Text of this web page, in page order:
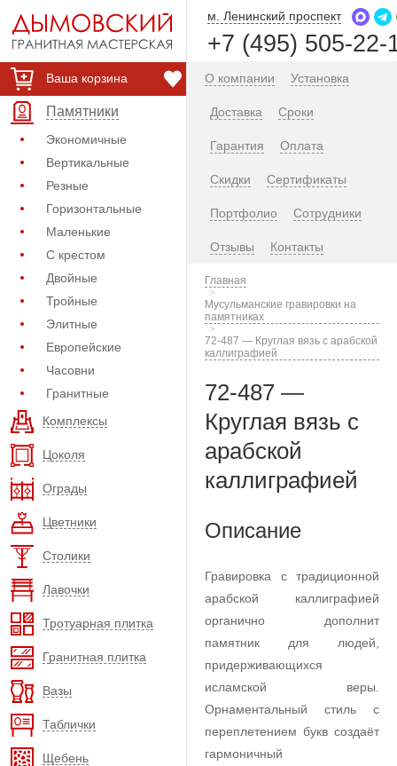
Ваша корзина
Памятники
Экономичные
Вертикальные
Резные
Горизонтальные
Маленькие
С крестом
Двойные
Тройные
Элитные
Европейские
Часовни
Гранитные
Комплексы
Цоколя
Ограды
Цветники
Столики
Лавочки
Тротуарная плитка
Гранитная плитка
Вазы
Таблички
Щебень
м. Ленинский проспект
+7 (495) 505-22-
О компании Установка
Доставка Сроки
Гарантия Оплата
Скидки Сертификаты
Портфолио Сотрудники
Отзывы Контакты
Главная
Мусульманские гравировки на
памятниках
72-487 — Круглая вязь с арабской
каллиграфией
72-487 —
Круглая вязь с
арабской
каллиграфией
Описание
Гравировка с традиционной
арабской каллиграфией
органично дополнит
памятник для людей,
придерживающихся
исламской веры.
Орнаментальный стиль с
переплетением букв создаёт
гармоничный